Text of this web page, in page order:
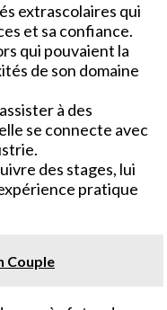
extrascolaires qui
et sa confiance.
qui pouvaient la
de son domaine
à des
se connecte avec
des stages, lui
pratique
Couple